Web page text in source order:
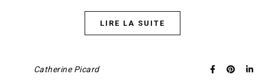
LIRE LA SUITE
Catherine Picard